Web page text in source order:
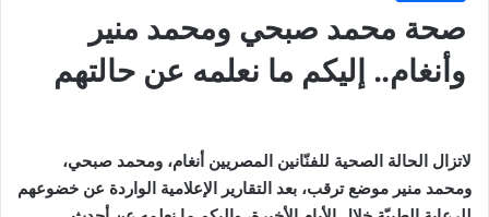
صحة محمد صبحي ومحمد منير
وأنغام.. إليكم ما نعلمه عن حالتهم
لاتزال الحالة الصحية للفنّانين المصريين أنغام، ومحمد صبحي،
ومحمد منير موضع ترقب، بعد التقارير الإعلامية الواردة عن خضوعهم